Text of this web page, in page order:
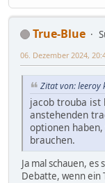
True-Blue
06. Dezember 2024,
Zitat von: leeroy
jacob trouba ist
anstehenden
optionen
brauchen.
Ja mal schauen,
Debatte, wenn ein